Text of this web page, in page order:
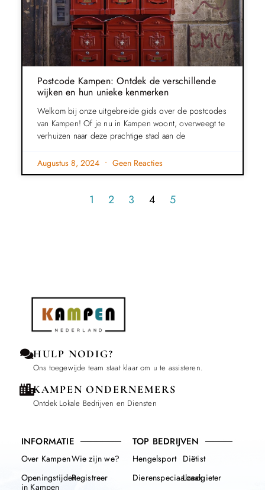
Postcode Kampen: Ontdek de verschillende
wijken en hun unieke kenmerken
Welkom bij onze uitgebreide gids over de postcodes
van Kampen! Of je nu in Kampen woont, overweegt te
verhuizen naar deze prachtige stad aan de
Augustus 8, 2024 Geen Reacties
1 2 3 4 5
HULP NODIG?
Ons toegewijde team staat klaar om u te assisteren.
KAMPEN ONDERNEMERS
Ontdek Lokale Bedrijven en Diensten
INFORMATIE
Over Kampen
Openingstijden
in Kampen
Wie zijn we?
Registreer
TOP BEDRIJVEN
Hengelsport
Dierenspeciaalzaak
Diëtist
Loodgieter